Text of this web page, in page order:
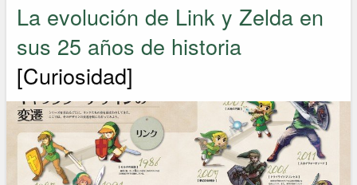
La evolución de Link y Zelda en
sus 25 años de historia
[Curiosidad]